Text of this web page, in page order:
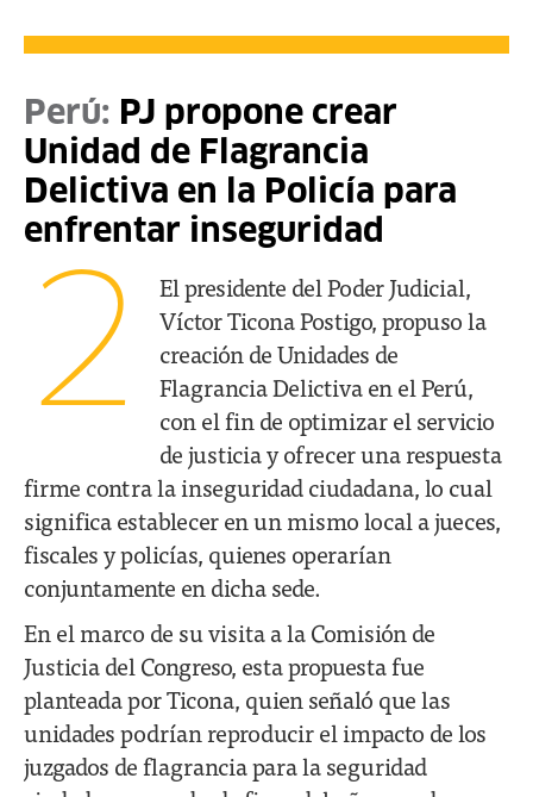
Perú: PJ propone crear
Unidad de Flagrancia
Delictiva en la Policía para
enfrentar inseguridad
2
El presidente del Poder Judicial,
Víctor Ticona Postigo, propuso la
creación de Unidades de
Flagrancia Delictiva en el Perú,
con el fin de optimizar el servicio
de justicia y ofrecer una respuesta
firme contra la inseguridad ciudadana, lo cual
significa establecer en un mismo local a jueces,
fiscales y policías, quienes operarían
conjuntamente en dicha sede.
En el marco de su visita a la Comisión de
Justicia del Congreso, esta propuesta fue
planteada por Ticona, quien señaló que las
unidades podrían reproducir el impacto de los
juzgados de flagrancia para la seguridad